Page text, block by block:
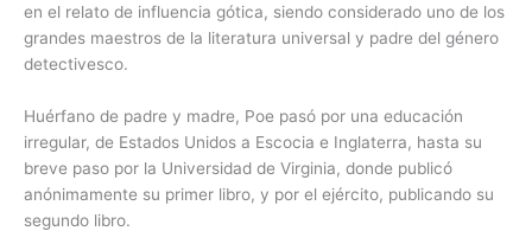
en el relato de influencia gótica, siendo considerado uno de los
grandes maestros de la literatura universal y padre del género
detectivesco.
Huérfano de padre y madre, Poe pasó por una educación
irregular, de Estados Unidos a Escocia e Inglaterra, hasta su
breve paso por la Universidad de Virginia, donde publicó
anónimamente su primer libro, y por el ejército, publicando su
segundo libro.